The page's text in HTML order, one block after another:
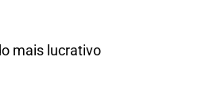
mais lucrativo